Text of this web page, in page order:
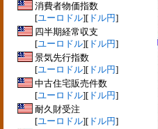
消費者物価指数
[ユーロドル][ ドル円]
四半期経常収支
[ユーロドル][ ドル円]
景気先行指数
[ユーロドル][ ドル円]
中古住宅販売件数
[ユーロドル][ ドル円]
耐久財受注
[ユーロドル][ ドル円]